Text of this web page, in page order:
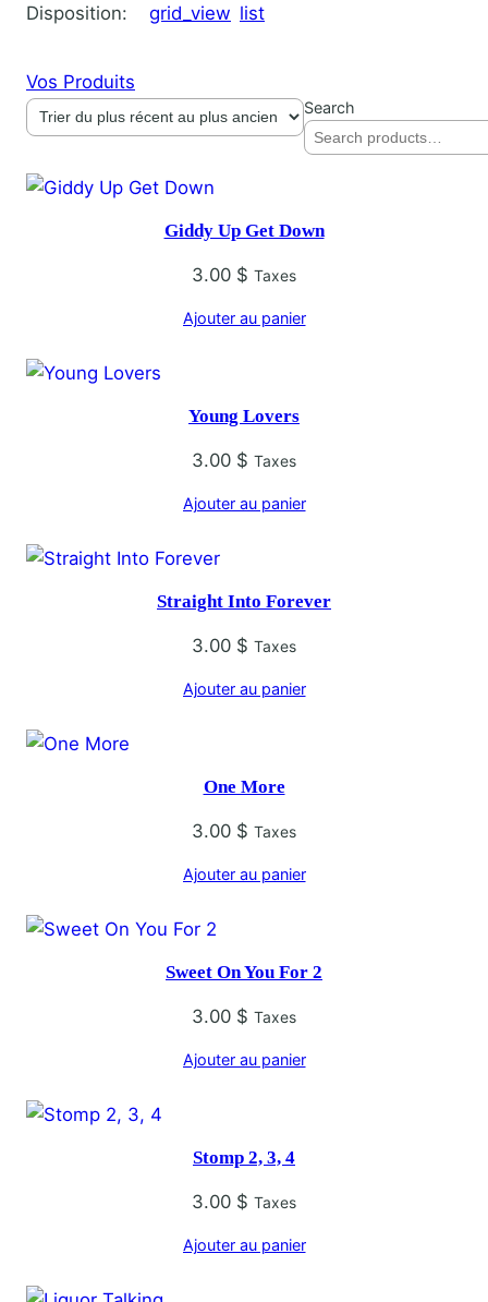
Disposition: grid_view list
Vos Produits
Search
Giddy Up Get Down
3.00 $ Taxes
Ajouter au panier
Young Lovers
3.00 $ Taxes
Ajouter au panier
Straight Into Forever
3.00 $ Taxes
Ajouter au panier
One More
3.00 $ Taxes
Ajouter au panier
Sweet On You For 2
3.00 $ Taxes
Ajouter au panier
Stomp 2, 3, 4
3.00 $ Taxes
Ajouter au panier